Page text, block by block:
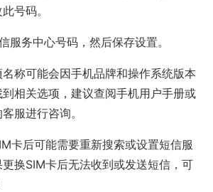
号码。
服务中心号码，然后保存设置。
称可能会因手机品牌和操作系统版本
相关选项，建议查阅手机用户手册或
服进行咨询。
卡后可能需要重新搜索或设置短信服
换SIM卡后无法收到或发送短信，可